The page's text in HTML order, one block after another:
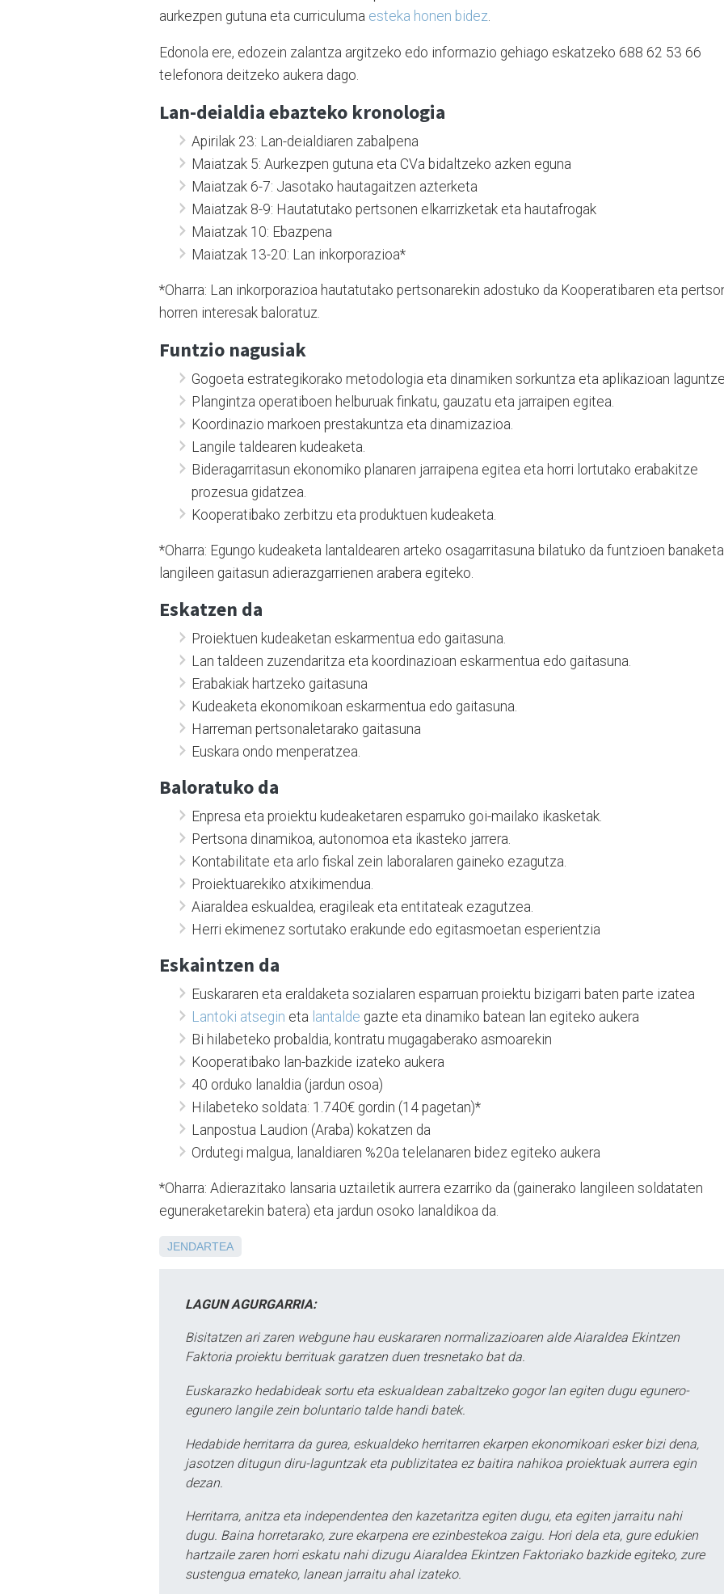
aurkezpen gutuna eta curriculuma esteka honen bidez
Edonola ere, edozein zalantza argitzeko edo informazio gehiago eskatzeko 688 62 53 66
telefonora deitzeko aukera dago.
Lan-deialdia ebazteko kronologia
Apirilak 23: Lan-deialdiaren zabalpena
Maiatzak 5: Aurkezpen gutuna eta CVa bidaltzeko azken eguna
Maiatzak 6-7: Jasotako hautagaitzen azterketa
Maiatzak 8-9: Hautatutako pertsonen elkarrizketak eta hautafrogak
Maiatzak 10: Ebazpena
Maiatzak 13-20: Lan inkorporazioa*
*Oharra: Lan inkorporazioa hautatutako pertsonarekin adostuko da Kooperatibaren eta
horren interesak baloratuz.
Funtzio nagusiak
Gogoeta estrategikorako metodologia eta dinamiken sorkuntza eta aplikazioan
Plangintza operatiboen helburuak finkatu, gauzatu eta jarraipen egitea.
Koordinazio markoen prestakuntza eta dinamizazioa.
Langile taldearen kudeaketa.
Bideragarritasun ekonomiko planaren jarraipena egitea eta horri lortutako erabakitze
prozesua gidatzea.
Kooperatibako zerbitzu eta produktuen kudeaketa.
*Oharra: Egungo kudeaketa lantaldearen arteko osagarritasuna bilatuko da funtzioen banaketa
langileen gaitasun adierazgarrienen arabera egiteko.
Eskatzen da
Proiektuen kudeaketan eskarmentua edo gaitasuna.
Lan taldeen zuzendaritza eta koordinazioan eskarmentua edo gaitasuna.
Erabakiak hartzeko gaitasuna
Kudeaketa ekonomikoan eskarmentua edo gaitasuna.
Harreman pertsonaletarako gaitasuna
Euskara ondo menperatzea.
Baloratuko da
Enpresa eta proiektu kudeaketaren esparruko goi-mailako ikasketak.
Pertsona dinamikoa, autonomoa eta ikasteko jarrera.
Kontabilitate eta arlo fiskal zein laboralaren gaineko ezagutza.
Proiektuarekiko atxikimendua.
Aiaraldea eskualdea, eragileak eta entitateak ezagutzea.
Herri ekimenez sortutako erakunde edo egitasmoetan esperientzia
Eskaintzen da
Euskararen eta eraldaketa sozialaren esparruan proiektu bizigarri baten parte izatea
Lantoki atsegin eta lantalde gazte eta dinamiko batean lan egiteko aukera
Bi hilabeteko probaldia, kontratu mugagaberako asmoarekin
Kooperatibako lan-bazkide izateko aukera
40 orduko lanaldia (jardun osoa)
Hilabeteko soldata: 1.740€ gordin (14 pagetan)*
Lanpostua Laudion (Araba) kokatzen da
Ordutegi malgua, lanaldiaren %20a telelanaren bidez egiteko aukera
*Oharra: Adierazitako lansaria uztailetik aurrera ezarriko da (gainerako langileen soldataten
eguneraketarekin batera) eta jardun osoko lanaldikoa da.
JENDARTEA
LAGUN AGURGARRIA:
Bisitatzen ari zaren webgune hau euskararen normalizazioaren alde Aiaraldea Ekintzen
Faktoria proiektu berrituak garatzen duen tresnetako bat da.
Euskarazko hedabideak sortu eta eskualdean zabaltzeko gogor lan egiten dugu egunero-
egunero langile zein boluntario talde handi batek.
Hedabide herritarra da gurea, eskualdeko herritarren ekarpen ekonomikoari esker bizi dena,
jasotzen ditugun diru-laguntzak eta publizitatea ez baitira nahikoa proiektuak aurrera egin
dezan.
Herritarra, anitza eta independentea den kazetaritza egiten dugu, eta egiten jarraitu nahi
dugu. Baina horretarako, zure ekarpena ere ezinbestekoa zaigu. Hori dela eta, gure edukien
hartzaile zaren horri eskatu nahi dizugu Aiaraldea Ekintzen Faktoriako bazkide egiteko, zure
sustengua emateko, lanean jarraitu ahal izateko.